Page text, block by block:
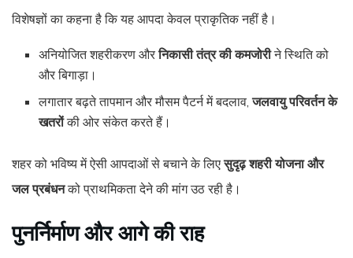
विशेषज्ञों का कहना है कि यह आपदा केवल प्राकृतिक नहीं है।
अनियोजित शहरीकरण औरनिकासी तंत्र की कमजोरीने स्थिति को
और बिगाड़ा।
लगातार बढ़ते तापमान और मौसम पैटर्न में बदलाव,जलवायु परिवर्तन के
खतरोंकी ओर संकेत करते हैं।
शहर को भविष्य में ऐसी आपदाओं से बचाने के लिएसुदृढ़ शहरी योजना और
जल प्रबंधनको प्राथमिकता देने की मांग उठ रही है।
पुनर्निर्माण और आगे की राह